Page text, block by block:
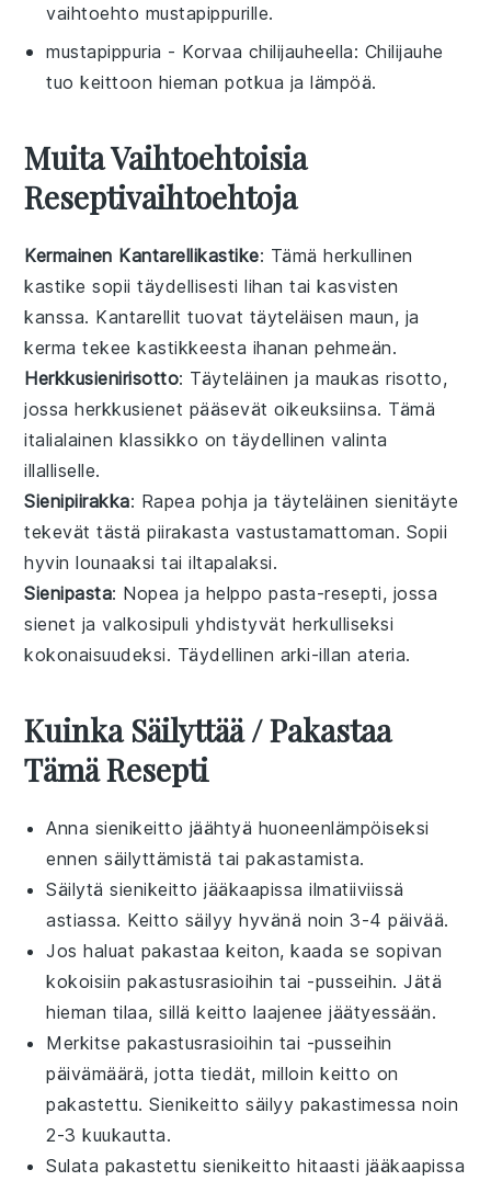
vaihtoehto mustapippurille.
mustapippuria - Korvaa chilijauheella: Chilijauhe
tuo keittoon hieman potkua ja lämpöä.
Muita Vaihtoehtoisia
Reseptivaihtoehtoja
Kermainen Kantarellikastike: Tämä herkullinen
kastike sopii täydellisestilihan taikasvisten
kanssa. Kantarellit tuovat täyteläisen maun, ja
kerma tekee kastikkeesta ihanan pehmeän.
Herkkusienirisotto: Täyteläinen ja maukas risotto,
jossaherkkusienet pääsevät oikeuksiinsa. Tämä
italialainen klassikko on täydellinen valinta
illalliselle.
Sienipiirakka: Rapea pohja ja täyteläinensienitäyte
tekevät tästä piirakasta vastustamattoman. Sopii
hyvinlounaaksi taiiltapalaksi.
Sienipasta: Nopea ja helppopasta-resepti, jossa
sienet javalkosipuli yhdistyvät herkulliseksi
kokonaisuudeksi. Täydellinen arki-illanateria.
Kuinka Säilyttää / Pakastaa
Tämä Resepti
Anna sienikeitto jäähtyä huoneenlämpöiseksi
ennen säilyttämistä tai pakastamista.
Säilytäsienikeitto jääkaapissa ilmatiiviissä
astiassa. Keitto säilyy hyvänä noin 3-4 päivää.
Jos haluat pakastaa keiton, kaada se sopivan
kokoisiin pakastusrasioihin tai -pusseihin. Jätä
hieman tilaa, sillä keitto laajenee jäätyessään.
Merkitse pakastusrasioihin tai -pusseihin
päivämäärä, jotta tiedät, milloin keitto on
pakastettu.Sienikeitto säilyy pakastimessa noin
2-3 kuukautta.
Sulata pakastettusienikeitto hitaasti jääkaapissa